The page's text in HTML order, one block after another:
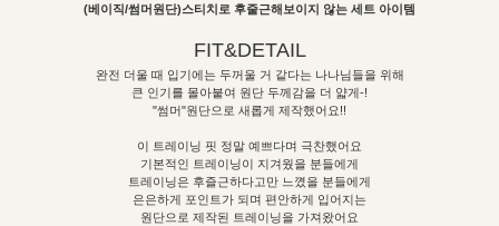
(베이직/썸머원단)스티치로 후줄근해보이지 않는 세트 아이템
FIT&DETAIL
완전 더울 때 입기에는 두꺼울 거 같다는 나나님들을 위해
큰 인기를 몰아붙여 원단 두께감을 더 얇게-!
"썸머"원단으로 새롭게 제작했어요!!
이 트레이닝 핏 정말 예쁘다며 극찬했어요
기본적인 트레이닝이 지겨웠을 분들에게
트레이닝은 후즐근하다고만 느꼈을 분들에게
은은하게 포인트가 되며 편안하게 입어지는
원단으로 제작된 트레이닝을 가져왔어요